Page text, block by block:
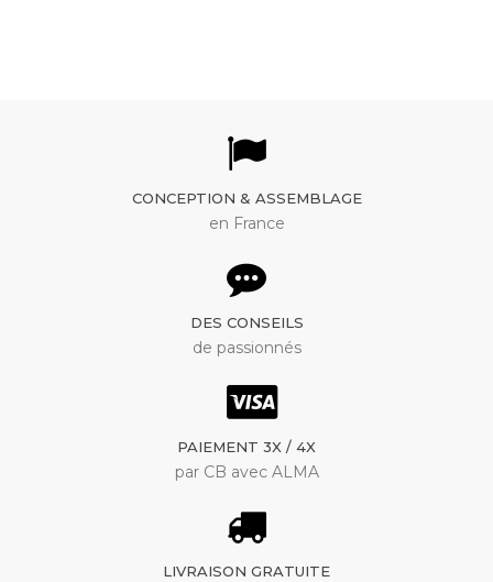
CONCEPTION & ASSEMBLAGE
en France
DES CONSEILS
de passionnés
PAIEMENT 3X / 4X
par CB avec ALMA
LIVRAISON GRATUITE